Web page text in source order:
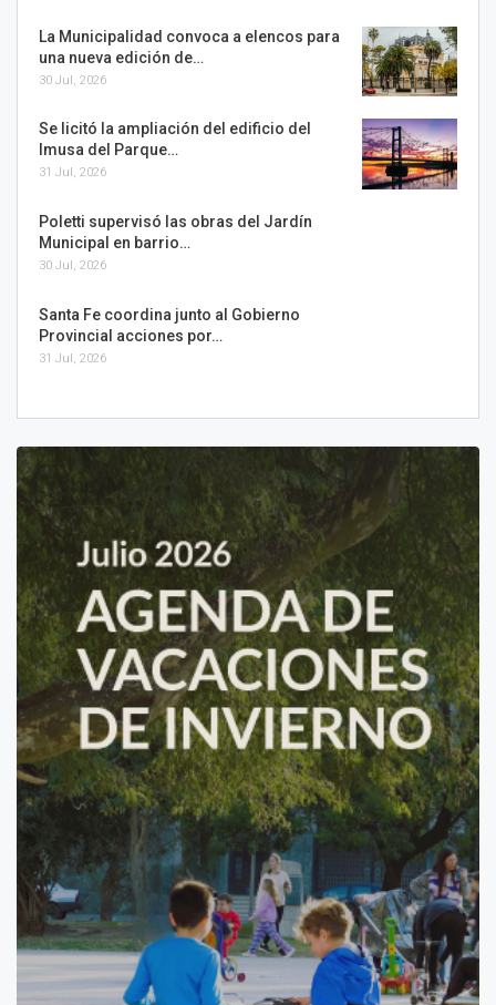
La Municipalidad convoca a elencos para
una nueva edición de…
30 Jul, 2026
Se licitó la ampliación del edificio del
Imusa del Parque…
31 Jul, 2026
Poletti supervisó las obras del Jardín
Municipal en barrio…
30 Jul, 2026
Santa Fe coordina junto al Gobierno
Provincial acciones por…
31 Jul, 2026